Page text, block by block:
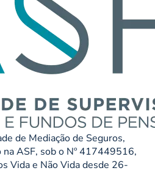
de Mediação de Seguros,
ASF, sob o Nº 417449516,
Vida e Não Vida desde 26-